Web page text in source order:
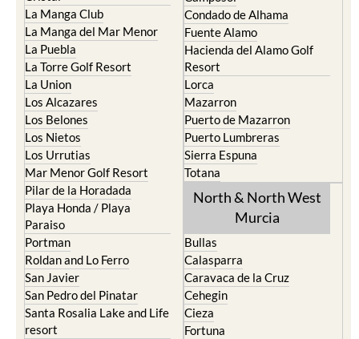
La Manga Club
La Manga del Mar Menor
La Puebla
La Torre Golf Resort
La Union
Los Alcazares
Los Belones
Los Nietos
Los Urrutias
Mar Menor Golf Resort
Pilar de la Horadada
Playa Honda / Playa
Paraiso
Portman
Roldan and Lo Ferro
San Javier
San Pedro del Pinatar
Santa Rosalia Lake and Life
resort
Condado de Alhama
Fuente Alamo
Hacienda del Alamo Golf
Resort
Lorca
Mazarron
Puerto de Mazarron
Puerto Lumbreras
Sierra Espuna
Totana
North & North West
Murcia
Bullas
Calasparra
Caravaca de la Cruz
Cehegin
Cieza
Fortuna